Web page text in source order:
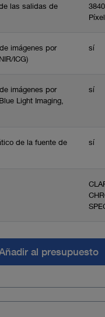
las salidas de
Píxel
imágenes por
ICG)
sí
imágenes por
Light Imaging,
sí
de la fuente de
sí
al presupuesto